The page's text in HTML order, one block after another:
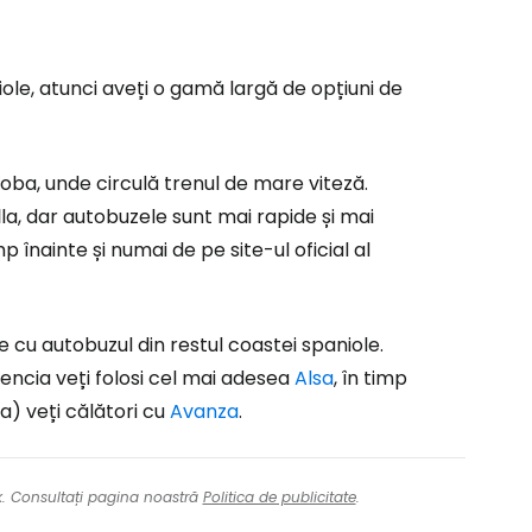
atunci aveți o gamă largă de opțiuni de
unde circulă trenul de mare viteză.
dar autobuzele sunt mai rapide și mai
înainte și numai de pe site-ul oficial al
autobuzul din restul coastei spaniole.
veți folosi cel mai adeseaAlsa, în timp
veți călători cuAvanza.
Consultați pagina noastră Politica de publicitate.